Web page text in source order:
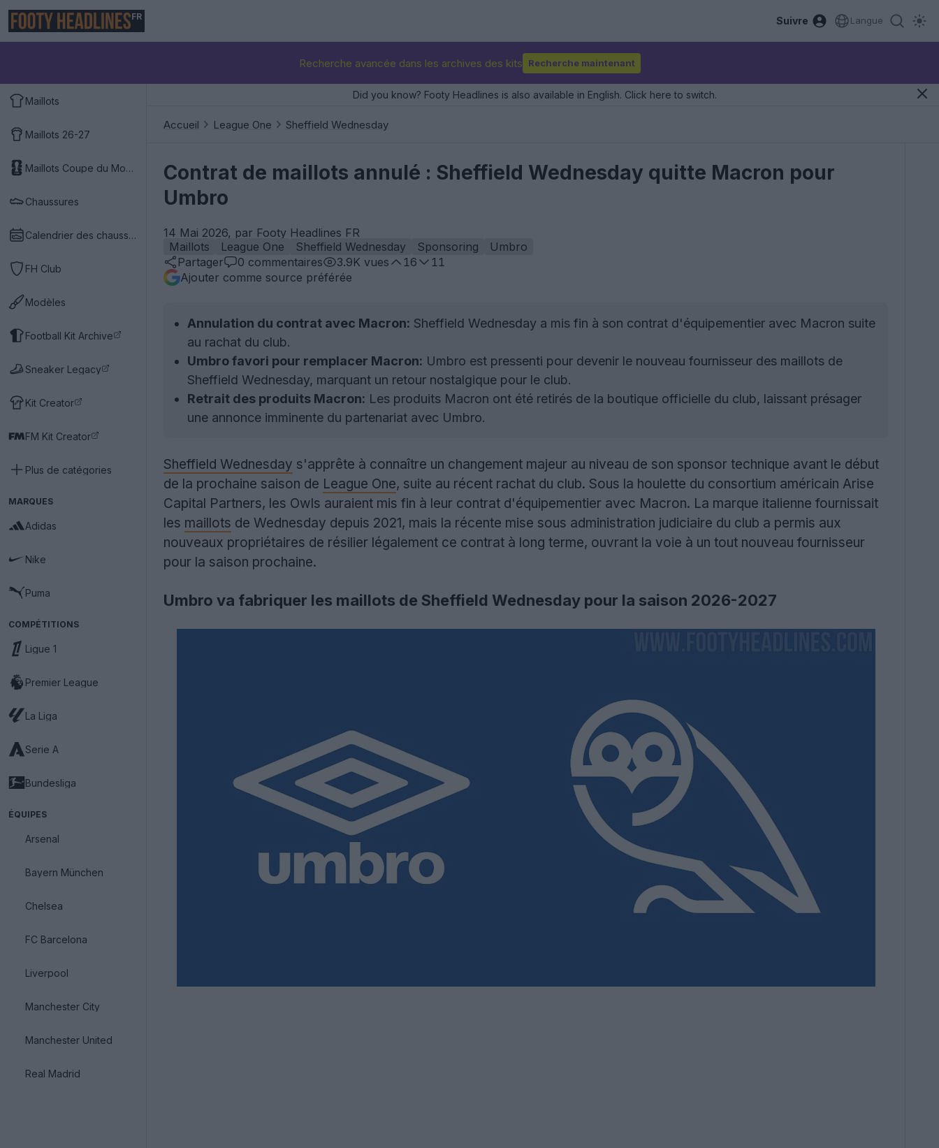
FR Suivre Langue
Recherche avancée dans les archives des kits Recherche maintenant
Maillots
Maillots 26-27
Maillots Coupe du Monde 2026
Chaussures
Calendrier des chaussures
FH Club
Modèles
Football Kit Archive
Sneaker Legacy
Kit Creator
FM Kit Creator
Plus de catégories
MARQUES
Adidas
Nike
Puma
COMPÉTITIONS
Ligue 1
Premier League
La Liga
Serie A
Bundesliga
ÉQUIPES
Arsenal
Bayern München
Chelsea
FC Barcelona
Liverpool
Manchester City
Manchester United
Real Madrid
Did you know? Footy Headlines is also available in English. Click here to switch.
Accueil League One Sheffield Wednesday
Contrat de maillots annulé : Sheffield Wednesday quitte Macron pour
Umbro
14 Mai 2026, par Footy Headlines FR
Maillots
League One Sheffield Wednesday Sponsoring
Umbro
Partager
0 commentaires 3.9K vues 16
11
Ajouter comme source préférée
Annulation du contrat avec Macron: Sheffield Wednesday a mis fin à son contrat d'équipementier avec Macron suite
au rachat du club.
Umbro favori pour remplacer Macron: Umbro est pressenti pour devenir le nouveau fournisseur des maillots de
Sheffield Wednesday, marquant un retour nostalgique pour le club.
Retrait des produits Macron: Les produits Macron ont été retirés de la boutique officielle du club, laissant présager
une annonce imminente du partenariat avec Umbro.
Sheffield Wednesday s'apprête à connaître un changement majeur au niveau de son sponsor technique avant le début
de la prochaine saison de League One, suite au récent rachat du club. Sous la houlette du consortium américain Arise
Capital Partners, les Owls auraient mis fin à leur contrat d'équipementier avec Macron. La marque italienne fournissait
les maillots de Wednesday depuis 2021, mais la récente mise sous administration judiciaire du club a permis aux
nouveaux propriétaires de résilier légalement ce contrat à long terme, ouvrant la voie à un tout nouveau fournisseur
pour la saison prochaine.
Umbro va fabriquer les maillots de Sheffield Wednesday pour la saison 2026-2027